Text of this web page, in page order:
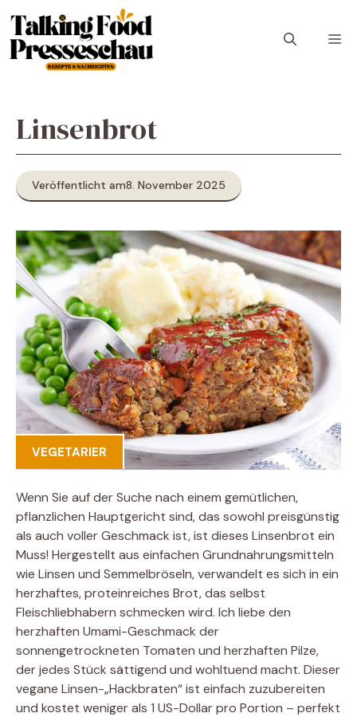
Inhalt
springen
Linsenbrot
Veröffentlicht am8. November 2025
VEGETARIER
Wenn Sie auf der Suche nach einem gemütlichen,
pflanzlichen Hauptgericht sind, das sowohl preisgünstig
als auch voller Geschmack ist, ist dieses Linsenbrot ein
Muss! Hergestellt aus einfachen Grundnahrungsmitteln
wie Linsen und Semmelbröseln, verwandelt es sich in ein
herzhaftes, proteinreiches Brot, das selbst
Fleischliebhabern schmecken wird. Ich liebe den
herzhaften Umami-Geschmack der
sonnengetrockneten Tomaten und herzhaften Pilze,
der jedes Stück sättigend und wohltuend macht. Dieser
vegane Linsen-„Hackbraten“ ist einfach zuzubereiten
und kostet weniger als 1 US-Dollar pro Portion – perfekt